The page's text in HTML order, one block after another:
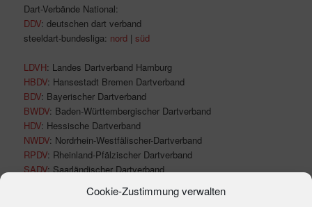
Cookie-Zustimmung verwalten
Dart-Verbände National:
DDV: deutschen dart verband
steeldart-bundesliga: nord |süd
LDVH: Landes Dartverband Hamburg
HBDV: Hansestadt Bremen Dartverband
BDV: Bayerischer Dartverband
BWDV: Baden-Württembergischer Dartverband
HDV: Hessische Dartverband
NWDV: Nordrhein-Westfälischer-Dartverband
RPDV: Rheinland-Pfälzischer Dartverband
SADV: Saarländischer Dartverband
: braunschweiger bezirksdartverband